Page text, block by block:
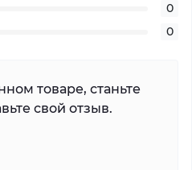
0
0
товаре, станьте
свой отзыв.